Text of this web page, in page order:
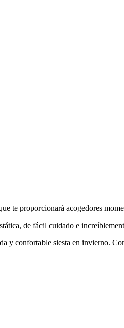
te proporcionará acogedores
de fácil cuidado e
y confortable siesta en invierno.